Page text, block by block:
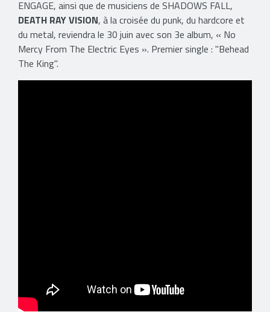
ENGAGE, ainsi que de musiciens de SHADOWS FALL,
DEATH RAY VISION, à la croisée du punk, du hardcore et
du metal, reviendra le 30 juin avec son 3e album, « No
Mercy From The Electric Eyes ». Premier single : "Behead
The King".